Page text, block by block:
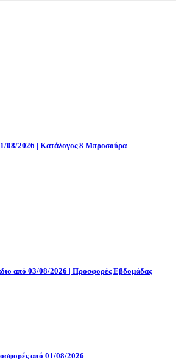
08/2026 | Κατάλογος 8 Μπροσούρα
από 03/08/2026 | Προσφορές Εβδομάδας
από 01/08/2026